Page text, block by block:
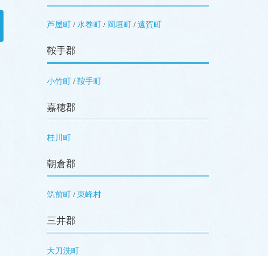
芦屋町 / 水巻町 / 岡垣町 /遠賀町
鞍手郡
小竹町 /鞍手町
嘉穂郡
桂川町
朝倉郡
筑前町 /東峰村
三井郡
大刀洗町